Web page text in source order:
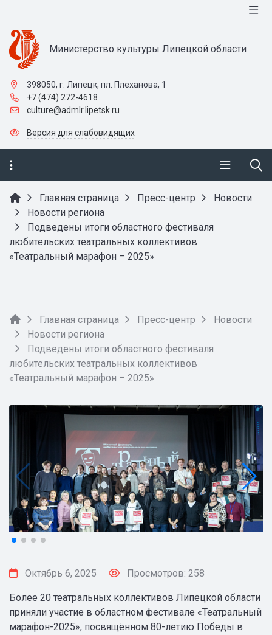
Министерство культуры Липецкой области
398050, г. Липецк, пл. Плеханова, 1
+7 (474) 272-4618
culture@admlr.lipetsk.ru
Версия для слабовидящих
Главная страница Пресс-центр
Новости
Новости региона
Подведены итоги областного фестиваля
любительских театральных коллективов
«Театральный марафон – 2025»
Главная страница Пресс-центр
Новости
Новости региона
Подведены итоги областного фестиваля
любительских театральных коллективов
«Театральный марафон – 2025»
Октябрь 6, 2025 Просмотров: 258
Более 20 театральных коллективов Липецкой области
приняли участие в областном фестивале «Театральный
марафон-2025», посвящённом 80-летию Победы в